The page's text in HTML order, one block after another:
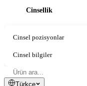
Cinsellik
Cinsel pozisyonlar
Cinsel bilgiler
Türkçe